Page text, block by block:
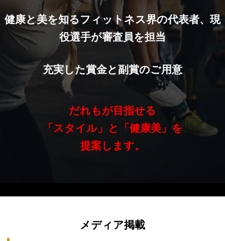
健康と美を知るフィットネス界の代表者、現
役選手が審査員を担当
充実した賞金と副賞のご用意
だれもが目指せる
「スタイル」と「健康美」を
提案します。
メディア掲載